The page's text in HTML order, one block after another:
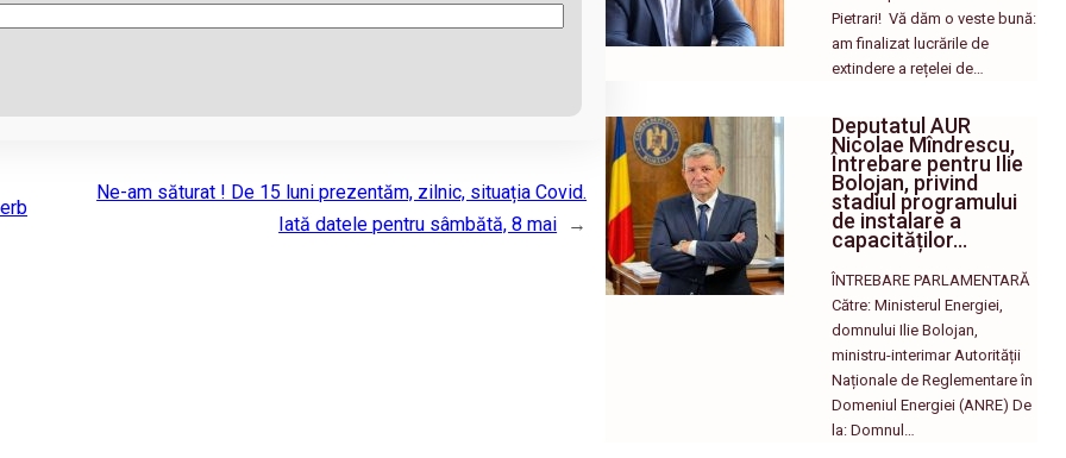
Ne-am săturat ! De 15 luni prezentăm, zilnic, situația Covid.
Iată datele pentru sâmbătă, 8 mai
→
Pietrari! ​ Vă dăm o veste bună:
am finalizat lucrările de
extindere a rețelei de…
Deputatul AUR
Nicolae Mîndrescu,
Întrebare pentru Ilie
Bolojan, privind
stadiul programului
de instalare a
capacităților…
ÎNTREBARE PARLAMENTARĂ
Către: Ministerul Energiei,
domnului Ilie Bolojan,
ministru-interimar Autorității
Naționale de Reglementare în
Domeniul Energiei (ANRE) De
la: Domnul…